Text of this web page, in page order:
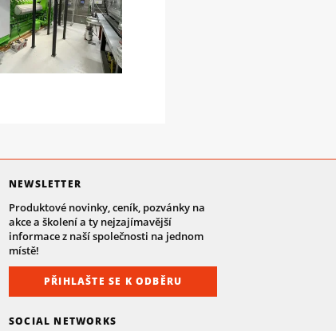
NEWSLETTER
Produktové novinky, ceník, pozvánky na
akce a školení a ty nejzajímavější
informace z naší společnosti na jednom
místě!
PŘIHLAŠTE SE K ODBĚRU
SOCIAL NETWORKS